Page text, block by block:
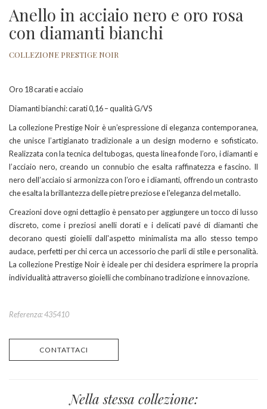
Anello in acciaio nero e oro rosa
con diamanti bianchi
COLLEZIONE PRESTIGE NOIR
Oro 18 carati e acciaio
Diamanti bianchi: carati 0,16 – qualità G/VS
La collezione Prestige Noir è un’espressione di eleganza contemporanea,
che unisce l’artigianato tradizionale a un design moderno e sofisticato.
Realizzata con la tecnica del tubogas, questa linea fonde l’oro, i diamanti e
l’acciaio nero, creando un connubio che esalta raffinatezza e fascino. Il
nero dell’acciaio si armonizza con l’oro e i diamanti, offrendo un contrasto
che esalta la brillantezza delle pietre preziose e l'eleganza del metallo.
Creazioni dove ogni dettaglio è pensato per aggiungere un tocco di lusso
discreto, come i preziosi anelli dorati e i delicati pavé di diamanti che
decorano questi gioielli dall'aspetto minimalista ma allo stesso tempo
audace, perfetti per chi cerca un accessorio che parli di stile e personalità.
La collezione Prestige Noir è ideale per chi desidera esprimere la propria
individualità attraverso gioielli che combinano tradizione e innovazione.
Referenza: 435410
CONTATTACI
Nella stessa collezione: